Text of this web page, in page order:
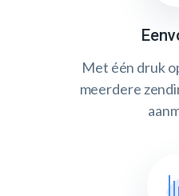
Met één druk
meerdere